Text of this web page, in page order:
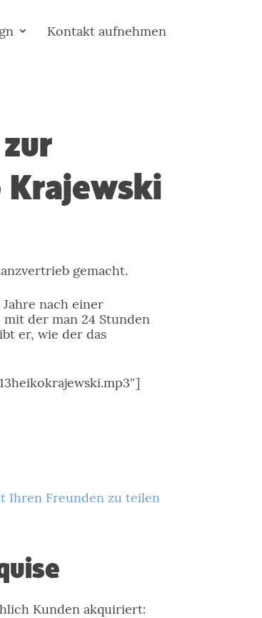
Kontakt aufnehmen
Krajewski
gemacht.
nach einer
der man 24 Stunden
er, wie der das
Ihren Freunden zu teilen
Kunden akquiriert: